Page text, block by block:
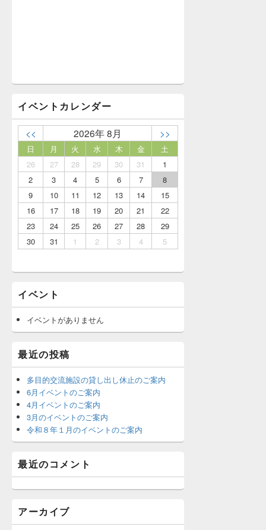
イベントカレンダー
<< 2026年 8月 >>
日 月 火 水 木 金
土
26
27 28 29 30 31
1
2
3 4 5 6 7
8
9
10 11 12 13 14
15
16
17 18 19 20 21
22
23
24 25 26 27 28
29
30
31 1 2 3 4 5
イベント
イベントがありません
最近の投稿
多目的交流施設の貸し出し休止のご案内
6月イベントのご案内
4月イベントのご案内
3月のイベントのご案内
令和８年１月のイベントのご案内
最近のコメント
アーカイブ